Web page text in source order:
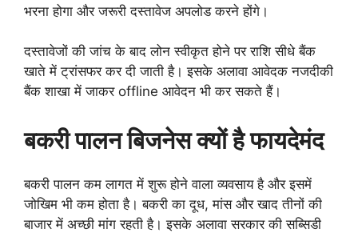
भरना होगा और जरूरी दस्तावेज अपलोड करने होंगे।
दस्तावेजों की जांच के बाद लोन स्वीकृत होने पर राशि सीधे बैंक
खाते में ट्रांसफर कर दी जाती है। इसके अलावा आवेदक नजदीकी
बैंक शाखा में जाकर offline आवेदन भी कर सकते हैं।
बकरी पालन बिजनेस क्यों है फायदेमंद
बकरी पालन कम लागत में शुरू होने वाला व्यवसाय है और इसमें
जोखिम भी कम होता है। बकरी का दूध, मांस और खाद तीनों की
बाजार में अच्छी मांग रहती है। इसके अलावा सरकार की सब्सिडी